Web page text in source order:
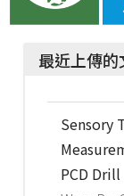
最近上傳的
Sensory
PCD